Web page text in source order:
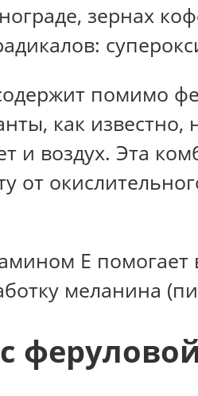
зернах
помимо
как известно,
и воздух. Эта
от
Е
меланина